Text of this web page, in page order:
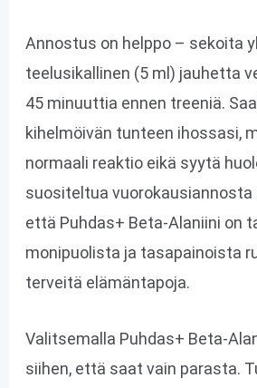
Annostus on helppo – sekoita
teelusikallinen (5 ml) jauhetta
45 minuuttia ennen treeniä.
kihelmöivän tunteen ihossasi,
normaali reaktio eikä syytä
suositeltua vuorokausiannosta
että Puhdas+ Beta-Alaniini on
monipuolista ja tasapainoista
terveitä elämäntapoja.
Valitsemalla Puhdas+ Beta-
siihen, että saat vain parasta.